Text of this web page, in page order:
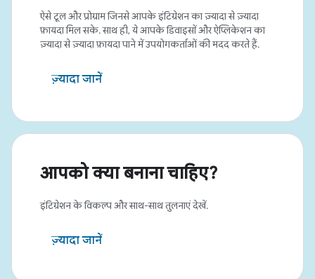
ऐसे टूल और प्रोग्राम जिनसे आपके इंटिग्रेशन का ज़्यादा से ज़्यादा
फ़ायदा मिल सके. साथ ही, ये आपके डिवाइसों और ऐप्लिकेशन का
ज़्यादा से ज़्यादा फ़ायदा पाने में उपयोगकर्ताओं की मदद करते हैं.
ज़्यादा जानें
आपको क्या बनाना चाहिए?
इंटिग्रेशन के विकल्प और साथ-साथ तुलनाएं देखें.
ज़्यादा जानें